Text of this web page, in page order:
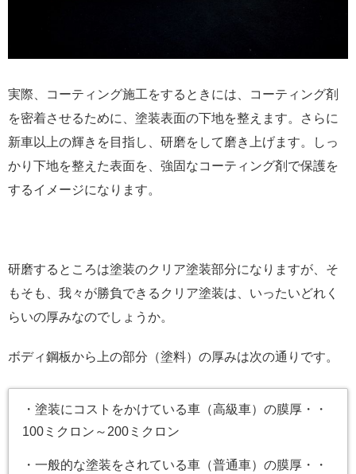
実際、コーティング施工をするときには、コーティング剤
を密着させるために、塗装表面の下地を整えます。さらに
新車以上の輝きを目指し、研磨をして磨き上げます。しっ
かり下地を整えた表面を、強固なコーティング剤で保護を
するイメージになります。
研磨するところは塗装のクリア塗装部分になりますが、そ
もそも、我々が勝負できるクリア塗装は、いったいどれく
らいの厚みなのでしょうか。
ボディ鋼板から上の部分（塗料）の厚みは次の通りです。
・塗装にコストをかけている車（高級車）の膜厚・・
100ミクロン～200ミクロン
・一般的な塗装をされている車（普通車）の膜厚・・